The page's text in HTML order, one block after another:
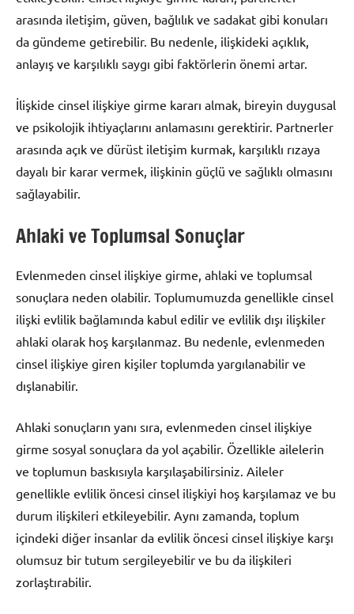
arasında iletişim, güven, bağlılık ve sadakat gibi konuları
da gündeme getirebilir. Bu nedenle, ilişkideki açıklık,
anlayış ve karşılıklı saygı gibi faktörlerin önemi artar.
İlişkide cinsel ilişkiye girme kararı almak, bireyin duygusal
ve psikolojik ihtiyaçlarını anlamasını gerektirir. Partnerler
arasında açık ve dürüst iletişim kurmak, karşılıklı rızaya
dayalı bir karar vermek, ilişkinin güçlü ve sağlıklı olmasını
sağlayabilir.
Ahlaki ve Toplumsal Sonuçlar
Evlenmeden cinsel ilişkiye girme, ahlaki ve toplumsal
sonuçlara neden olabilir. Toplumumuzda genellikle cinsel
ilişki evlilik bağlamında kabul edilir ve evlilik dışı ilişkiler
ahlaki olarak hoş karşılanmaz. Bu nedenle, evlenmeden
cinsel ilişkiye giren kişiler toplumda yargılanabilir ve
dışlanabilir.
Ahlaki sonuçların yanı sıra, evlenmeden cinsel ilişkiye
girme sosyal sonuçlara da yol açabilir. Özellikle ailelerin
ve toplumun baskısıyla karşılaşabilirsiniz. Aileler
genellikle evlilik öncesi cinsel ilişkiyi hoş karşılamaz ve bu
durum ilişkileri etkileyebilir. Aynı zamanda, toplum
içindeki diğer insanlar da evlilik öncesi cinsel ilişkiye karşı
olumsuz bir tutum sergileyebilir ve bu da ilişkileri
zorlaştırabilir.